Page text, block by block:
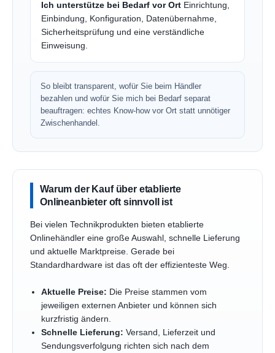
Ich unterstütze bei Bedarf vor Ort Einrichtung,
Einbindung, Konfiguration, Datenübernahme,
Sicherheitsprüfung und eine verständliche
Einweisung.
So bleibt transparent, wofür Sie beim Händler
bezahlen und wofür Sie mich bei Bedarf separat
beauftragen: echtes Know-how vor Ort statt unnötiger
Zwischenhandel.
Warum der Kauf über etablierte
Onlineanbieter oft sinnvoll ist
Bei vielen Technikprodukten bieten etablierte
Onlinehändler eine große Auswahl, schnelle Lieferung
und aktuelle Marktpreise. Gerade bei
Standardhardware ist das oft der effizienteste Weg.
Aktuelle Preise: Die Preise stammen vom
jeweiligen externen Anbieter und können sich
kurzfristig ändern.
Schnelle Lieferung: Versand, Lieferzeit und
Sendungsverfolgung richten sich nach dem